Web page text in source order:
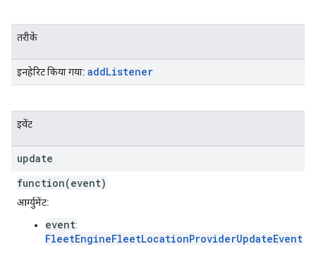
तरीके
इनहेरिट किया गया: addListener
इवेंट
update
function(event)
आर्ग्युमेंट:
event:
FleetEngineFleetLocationProviderUpdateEvent